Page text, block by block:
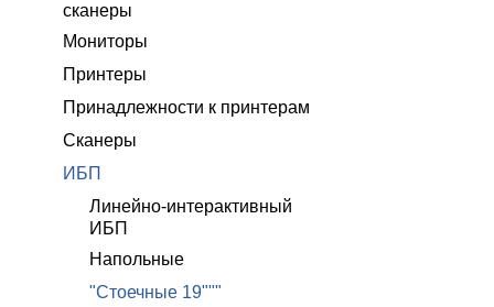
сканеры
Мониторы
Принтеры
Принадлежности к принтерам
Сканеры
ИБП
Линейно-интерактивный
ИБП
Напольные
"Стоечные 19"""